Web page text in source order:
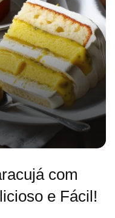
com
e Fácil!